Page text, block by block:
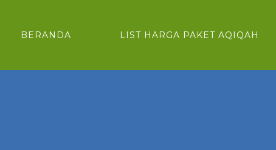
BERANDA LIST HARGA PAKET AQIQAH